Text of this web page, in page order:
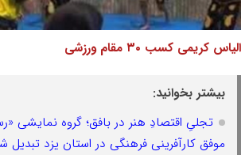
الیاس کریمی کسب ۳۰ مقام ورزشی
بیشتر بخوانید:
تجلیِ اقتصادِ هنر در بافق؛ گروه نمایشی
موفق کارآفرینی فرهنگی در استان یزد تبدیل